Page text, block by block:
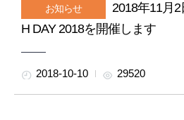
お知らせ
2018年11月
H DAY 2018を開催します
2018-10-10 29520